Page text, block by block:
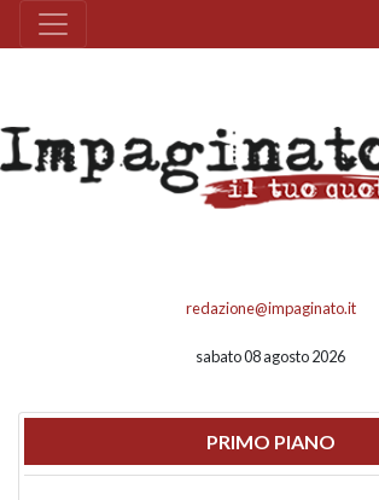
redazione@impaginato.it
sabato 08 agosto 2026
PRIMO PIANO